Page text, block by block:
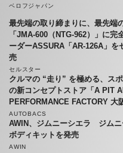
ベロフジャパン
最先端の取り締まりに、最先端
「JMA-600（NTG-962）」に完
ーダーASSURA「AR-126A」を
売
セルスター
クルマの “走り” を極める、ス
の新コンセプトストア「A PIT
PERFORMANCE FACTORY 大
AUTOBACS
AWIN、ジムニーシエラ ジム
ボディキットを発売
AWIN